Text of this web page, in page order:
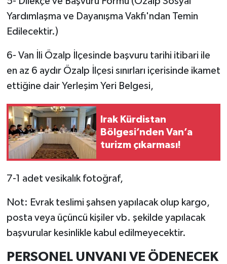
Yardımlaşma ve Dayanışma Vakfı'ndan Temin
Edilecektir.)
6- Van İli Özalp İlçesinde başvuru tarihi itibari ile
en az 6 aydır Özalp İlçesi sınırları içerisinde ikamet
ettiğine dair Yerleşim Yeri Belgesi,
Irak Kürdistan
Bölgesi’nden Van’a
turizm çıkarması!
7-1 adet vesikalık fotoğraf,
Not: Evrak teslimi şahsen yapılacak olup kargo,
posta veya üçüncü kişiler vb. şekilde yapılacak
başvurular kesinlikle kabul edilmeyecektir.
PERSONEL UNVANI VE ÖDENECEK